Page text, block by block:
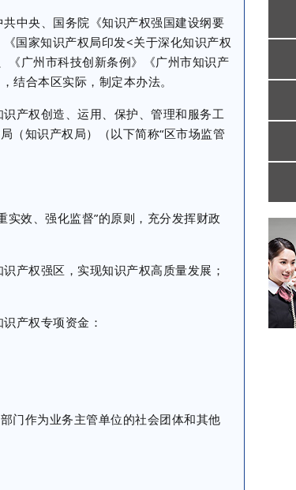
中央、国务院《知识产权强国建设纲要
国家知识产权局印发<关于深化知识产权
《广州市科技创新条例》《广州市知识产
结合本区实际，制定本办法。
产权创造、运用、保护、管理和服务工
（知识产权局）（以下简称“区市场监管
效、强化监督”的原则，充分发挥财政
产权强区，实现知识产权高质量发展；
产权专项资金：
作为业务主管单位的社会团体和其他